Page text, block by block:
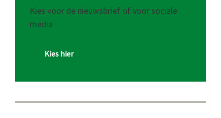
Kies voor de nieuwsbrief of voor sociale
media
Kies hier